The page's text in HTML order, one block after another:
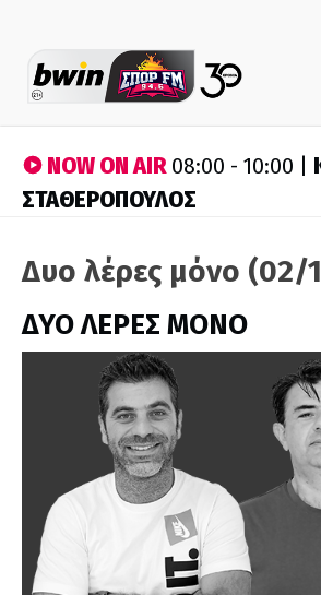
NOW ON AIR08:00 - 10:00 |
ΣΤΑΘΕΡΟΠΟΥΛΟΣ
Δυο λέρες μόνο (02/
ΔΥΟ ΛΕΡΕΣ ΜΟΝΟ